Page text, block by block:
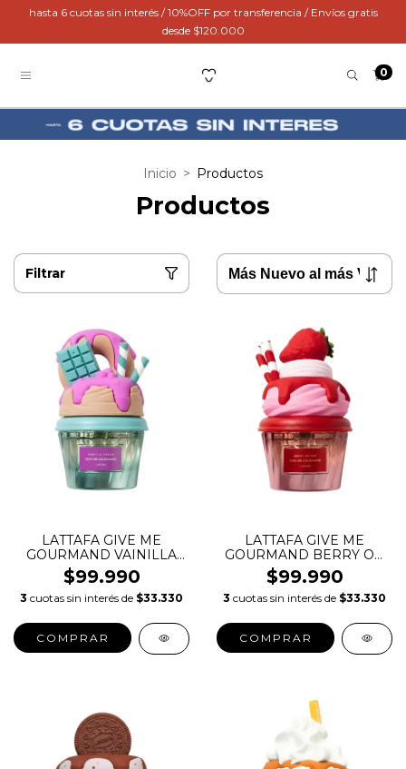
hasta 6 cuotas sin interés / 10%OFF por transferencia / Envíos gratis
desde $120.000
0
Inicio > Productos
Productos
Filtrar
LATTAFA GIVE ME
GOURMAND VAINILLA
FREAK EDT
$99.990
3 cuotas sin interés de $33.330
COMPRAR
LATTAFA GIVE ME
GOURMAND BERRY ON
TOP EDT
$99.990
3 cuotas sin interés de $33.330
COMPRAR